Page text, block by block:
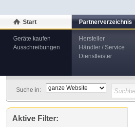
Start
Geräte kaufen
Ausschreibungen
Partnerverzeichnis
Hersteller
Händler / Service
Dienstleister
Suche in:
Aktive Filter: